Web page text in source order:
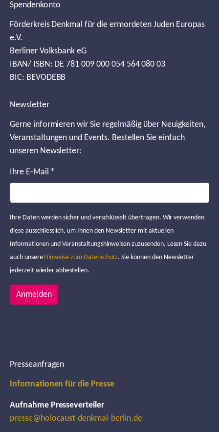
Spendenkonto
Förderkreis Denkmal für die ermordeten Juden Europas
e.V.
Berliner Volksbank eG
IBAN/ ISBN: DE 781 009 000 054 564 080 03
BIC: BEVODEBB
Newsletter
Gerne informieren wir Sie regelmäßig über Neuigkeiten,
Veranstaltungen und Events. Bestellen Sie einfach
unseren Newsletter:
Ihre E-Mail *
Ihre Daten werden sicher und verschlüsselt übertragen. Wir verwenden
diese ausschliesslich, um Ihnen den Newsletter mit aktuellen
Informationen und Veranstaltungshinweisen zuzusenden. Lesen Sie dazu
auch unsere Hinweise zum Datenschutz. Sie können den Newsletter
jederzeit wieder abbestellen.
Anmelden
Presseanfragen
Informationen für die Presse
Aufnahme Presseverteiler
presse@holocaust-denkmal-berlin.de